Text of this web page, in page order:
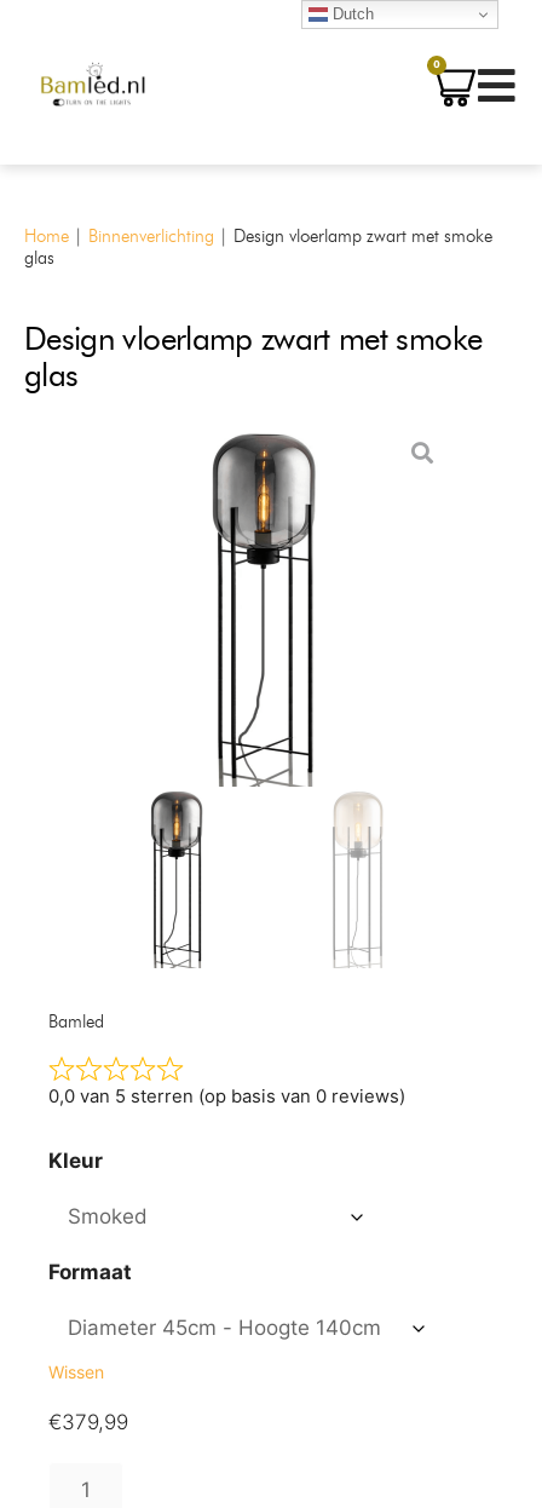
0
Home | Binnenverlichting | Design vloerlamp zwart met smoke
glas
Design vloerlamp zwart met smoke
glas
Bamled
0,0 van 5 sterren (op basis van 0 reviews)
Kleur
Formaat
Wissen
€379,99
Dutch